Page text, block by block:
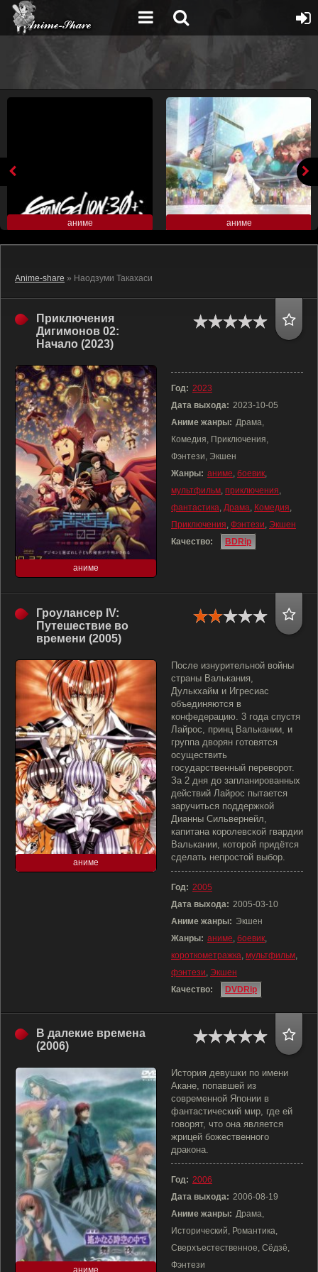
аниме аниме
Anime-share » Наодзуми Такахаси
Приключения
Дигимонов 02:
Начало (2023)
аниме
Год: 2023
Дата выхода: 2023-10-05
Аниме жанры: Драма,
Комедия, Приключения,
Фэнтези, Экшен
Жанры: аниме, боевик,
мультфильм, приключения,
фантастика, Драма, Комедия,
Приключения, Фэнтези, Экшен
Качество:
BDRip
Гроулансер IV:
Путешествие во
времени (2005)
аниме
После изнурительной войны
страны Валькания,
Дулькхайм и Игресиас
объединяются в
конфедерацию. 3 года спустя
Лайрос, принц Валькании, и
группа дворян готовятся
осуществить
государственный переворот.
За 2 дня до запланированных
действий Лайрос пытается
заручиться поддержкой
Дианны Сильвернейл,
капитана королевской гвардии
Валькании, которой придётся
сделать непростой выбор.
Год: 2005
Дата выхода: 2005-03-10
Аниме жанры: Экшен
Жанры: аниме, боевик,
короткометражка, мультфильм,
фэнтези, Экшен
Качество:
DVDRip
В далекие времена
(2006)
аниме
История девушки по имени
Акане, попавшей из
современной Японии в
фантастический мир, где ей
говорят, что она является
жрицей божественного
дракона.
Год: 2006
Дата выхода: 2006-08-19
Аниме жанры: Драма,
Исторический, Романтика,
Сверхъестественное, Сёдзё,
Фэнтези